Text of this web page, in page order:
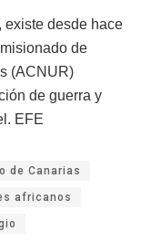
existe desde hace
de
(ACNUR)
de guerra y
EFE
de Canarias
africanos